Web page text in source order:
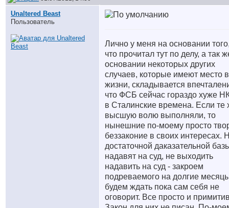
Unaltered Beast
Пользователь
Лично у меня на основании
что прочитал тут по делу, а так
основании некоторых других
случаев, которые имеют место в
жизни, складывается
что ФСБ сейчас гораздо хуже
в Сталинские времена. Если те
высшую волю выполняли, то
нынешние по-моему просто
беззаконие в своих интересах.
достаточной даказательной
надавят на суд, не выходить
надавить на суд - закроем
подреваемого на долгие
будем ждать пока сам себя не
оговорит. Все просто и